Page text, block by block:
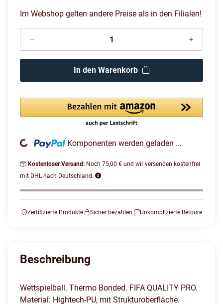
Im Webshop gelten andere Preise als in den Filialen!
In den Warenkorb
Komponenten werden geladen ...
Kostenloser Versand: Noch 75,00 € und wir versenden kostenfrei
mit DHL nach Deutschland.
Zertifizierte Produkte Sicher bezahlen Unkomplizierte Retoure
Beschreibung
Wettspielball. Thermo Bonded. FIFA QUALITY PRO.
Material: Hightech-PU, mit Strukturoberfläche.